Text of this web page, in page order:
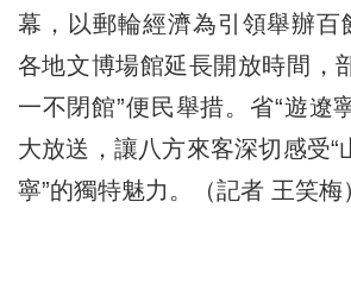
幕，以郵輪經濟為引領舉辦百
各地文博場館延長開放時間，
一不閉館”便民舉措。省“遊遼
大放送，讓八方來客深切感受“
寧”的獨特魅力。（記者 王笑梅